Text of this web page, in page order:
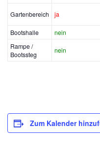
Gartenbereich ja
Bootshalle
nein
Rampe /
Bootssteg
nein
Zum Kalender